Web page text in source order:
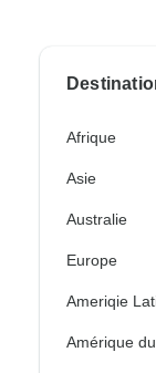
Afrique
Asie
Australie
Europe
Ameriqie
Amérique